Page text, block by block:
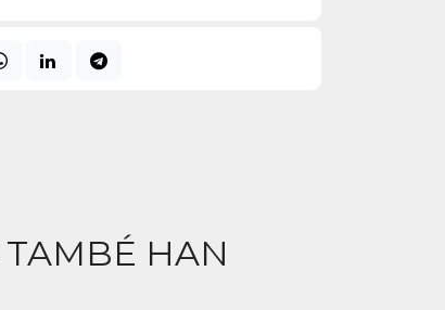
HAN